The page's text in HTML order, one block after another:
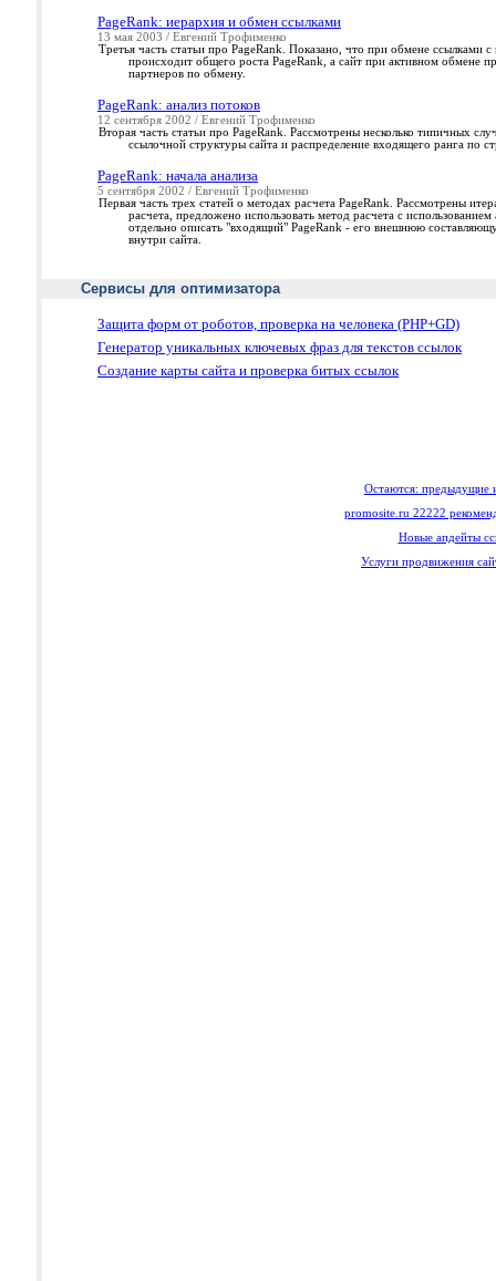
PageRank: иерархия и обмен ссылками
13 мая 2003 / Евгений Трофименко
Третья часть статьи про PageRank. Показано, что при обмене ссылками
происходит общего роста PageRank, а сайт при активном обмене
партнеров по обмену.
PageRank: анализ потоков
12 сентября 2002 / Евгений Трофименко
Вторая часть статьи про PageRank. Рассмотрены несколько типичных
ссылочной структуры сайта и распределение входящего ранга по
PageRank: начала анализа
5 сентября 2002 / Евгений Трофименко
Первая часть трех статей о методах расчета PageRank. Рассмотрены
расчета, предложено использовать метод расчета с
отдельно описать "входящий" PageRank - его внешнюю
внутри сайта.
Сервисы для оптимизатора
Защита форм от роботов, проверка на человека (PHP+GD)
Генератор уникальных ключевых фраз для текстов ссылок
Создание карты сайта и проверка битых ссылок
Остаются: предыдущие
promosite.ru 22222
Новые апдейты
Услуги продвижения